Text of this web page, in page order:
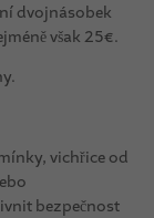
dvojnásobek
však 25€.
vichřice od
bezpečnost